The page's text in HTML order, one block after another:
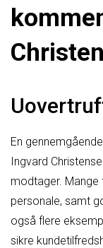
En
Ingvard
modtager.
personale, samt
også flere
sikre